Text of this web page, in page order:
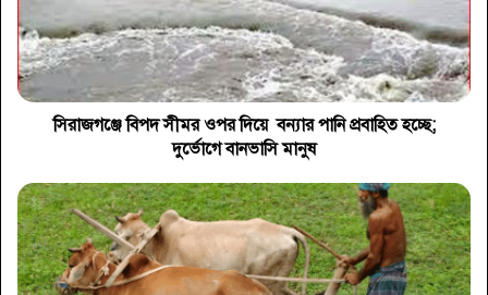
সিরাজগঞ্জে বিপদ সীমর ওপর দিয়ে বন্যার পানি প্রবাহিত হচ্ছে;
দুর্ভোগে বানভাসি মানুষ